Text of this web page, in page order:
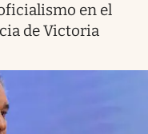
en el
de Victoria